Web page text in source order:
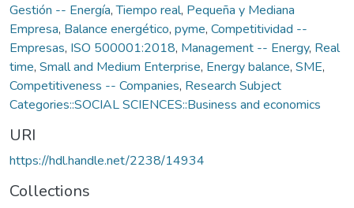
Gestión -- Energía,Tiempo real, Pequeña y Mediana
Empresa, Balance energético, pyme, Competitividad --
Empresas, ISO 500001:2018, Management -- Energy, Real
time, Small and Medium Enterprise, Energy balance, SME,
Competitiveness -- Companies, Research Subject
Categories::SOCIAL SCIENCES::Business and economics
URI
https://hdl.handle.net/2238/14934
Collections